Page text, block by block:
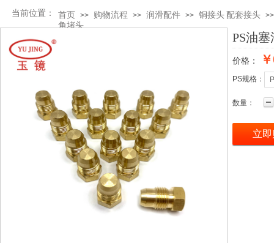
当前位置： 首页 >> 购物流程 >> 润滑配件 >> 铜接头配套接头 >>
角堵头
PS油
价格：
PS规格：
数量：
立